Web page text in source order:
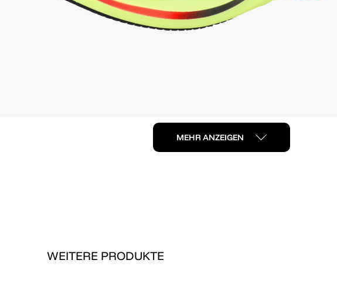
MEHR ANZEIGEN
WEITERE PRODUKTE